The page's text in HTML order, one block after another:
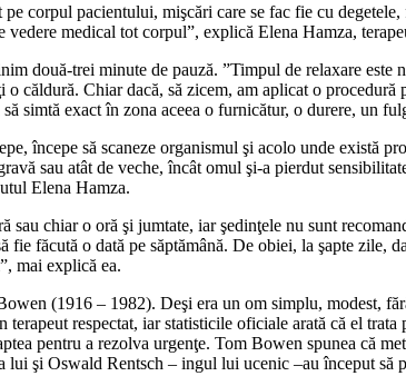
corpul pacientului, mişcări care se fac fie cu
medical tot corpul”, explică Elena Hamza,
două-trei minute de pauză. ”Timpul de relaxare
căldură. Chiar dacă, să zicem, am aplicat o
simtă exact în zona aceea o furnicătur, o durere, un
începe să scaneze organismul şi acolo unde există
sau atât de veche, încât omul şi-a pierdut
Elena Hamza.
sau chiar o oră şi jumtate, iar şedinţele nu sunt
fie făcută o dată pe săptămână. De obiei, la şapte
mai explică ea.
(1916 – 1982). Deşi era un om simplu, modest,
terapeut respectat, iar statisticile oficiale arată că el
pentru a rezolva urgenţe. Tom Bowen spunea că
şi Oswald Rentsch – ingul lui ucenic –au început să